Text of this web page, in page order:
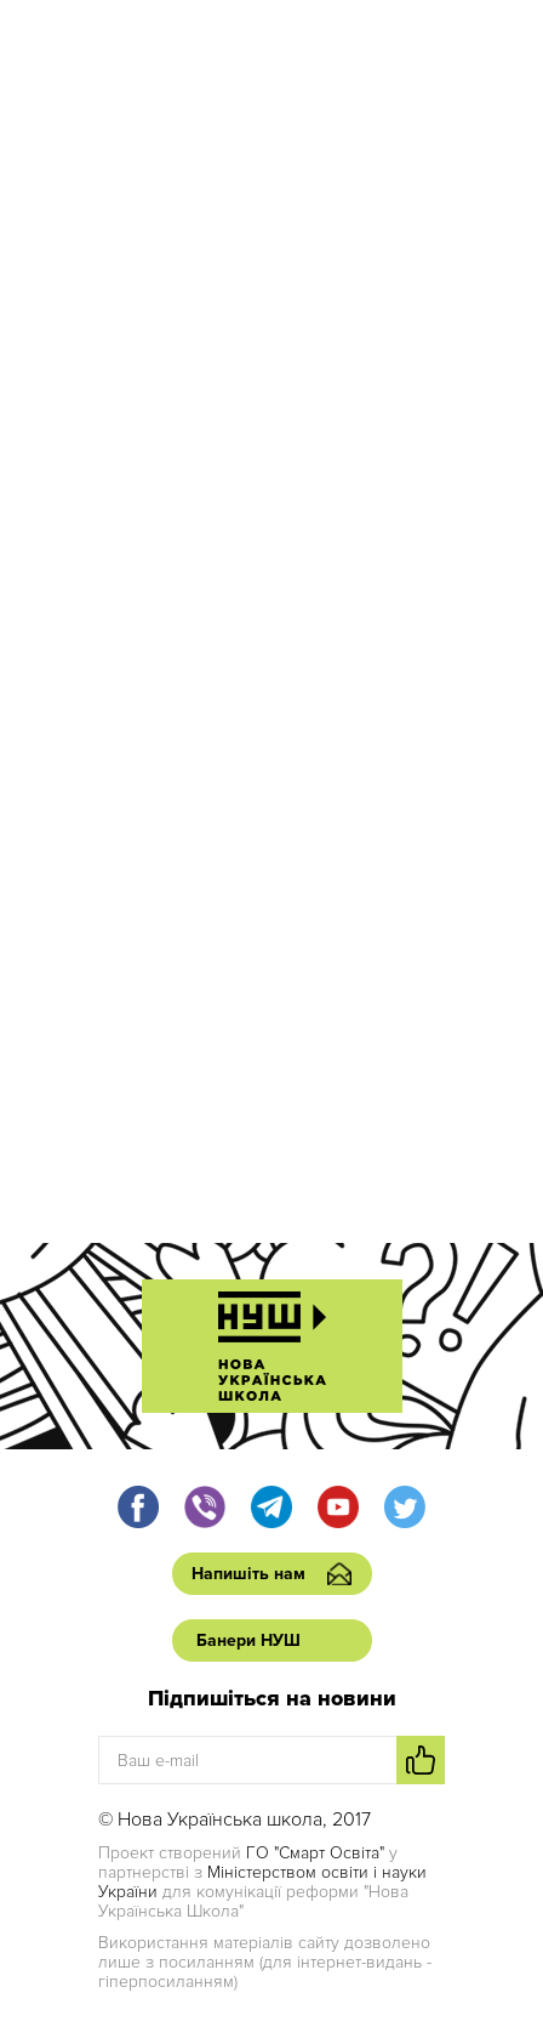
Напишіть нам
Банери НУШ
Підпишіться на новини
© Нова Українська школа, 2017
Проект створений ГО "Смарт Освіта" у
партнерстві з Міністерством освіти і науки
України для комунікації реформи "Нова
Українська Школа"
Використання матеріалів сайту дозволено
лише з посиланням (для інтернет-видань -
гіперпосиланням)